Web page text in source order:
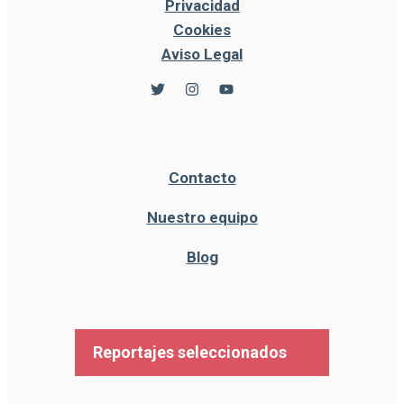
Privacidad
Cookies
Aviso Legal
Contacto
Nuestro equipo
Blog
Reportajes seleccionados